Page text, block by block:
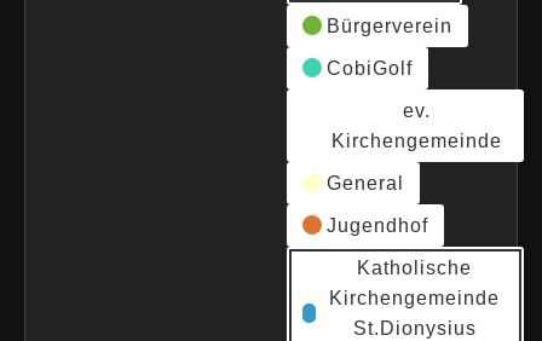
Bürgerverein
CobiGolf
ev.
Kirchengemeinde
General
Jugendhof
Katholische
Kirchengemeinde
St.Dionysius